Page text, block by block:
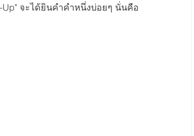
Up" จะได้ยินคำคำหนึ่งบ่อยๆ นั่นคือ